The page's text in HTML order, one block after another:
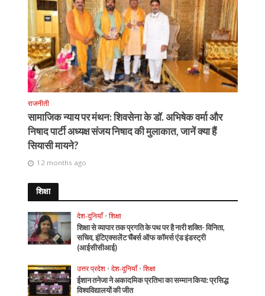
राजनीती
सामाजिक न्याय पर मंथन: शिवसेना के डॉ. अभिषेक वर्मा और
निषाद पार्टी अध्यक्ष संजय निषाद की मुलाकात, जानें क्या हैं
सियासी मायने?
12 months ago
शिक्षा
देश-दुनियाँ • शिक्षा
शिक्षा से व्यापार तक प्रगति के पथ पर है नारी शक्ति- विनिता,
सचिव, इंटिएक्सलेंट चैंबर्स ऑफ कॉमर्स एंड इंडस्ट्री
(आईसीसीआई)
उत्तर प्रदेश • देश-दुनियाँ • शिक्षा
ईशान तनेजा ने अकादमिक प्रतिभा का सम्मान किया: प्रसिद्ध
विश्वविद्यालयों की जीत